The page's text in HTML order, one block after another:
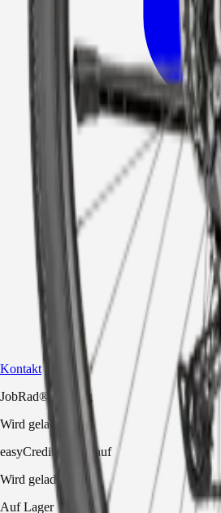
Kontakt
JobRad® Leasing
Wird geladen…
easyCredit-Ratenkauf
Wird geladen…
Auf Lager